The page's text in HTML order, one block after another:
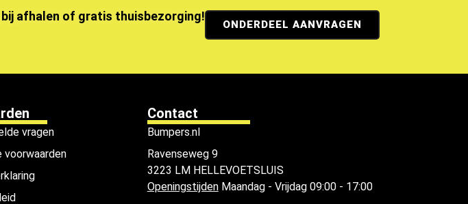
afhalen of gratis thuisbezorging!
ONDERDEEL AANVRAGEN
vragen
voorwaarden
Contact
Bumpers.nl
Ravenseweg 9
3223 LM HELLEVOETSLUIS
OpeningstijdenMaandag - Vrijdag 09:00 - 17:00